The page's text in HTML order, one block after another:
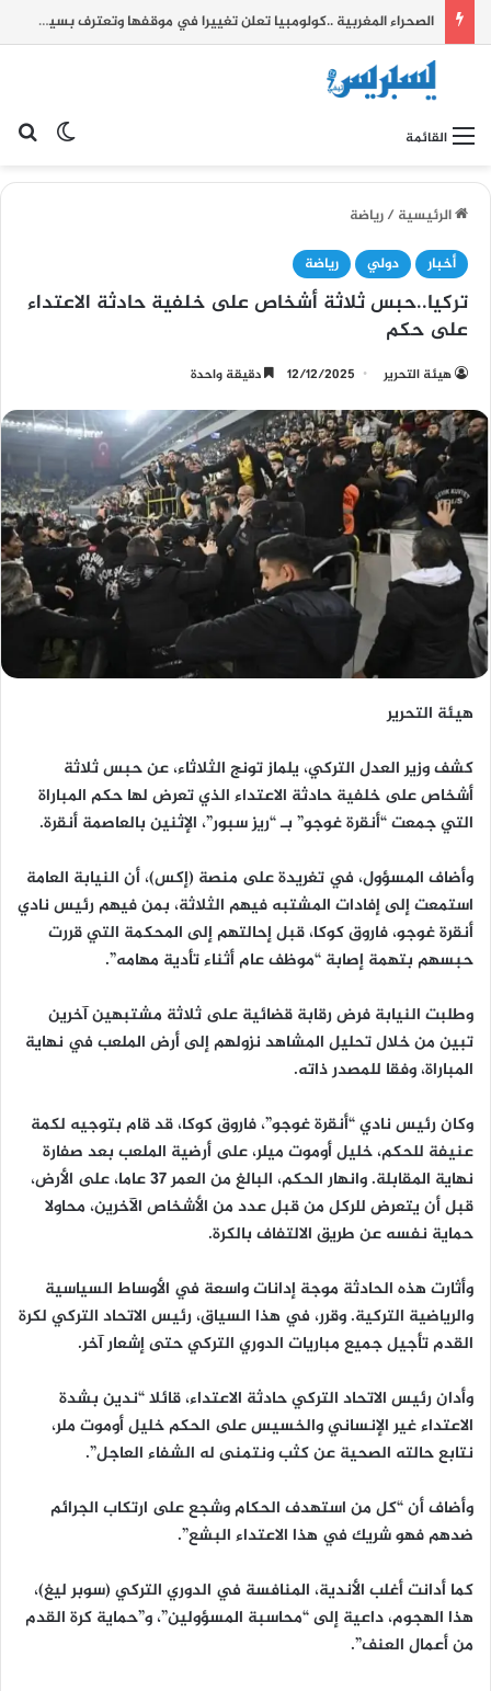
الصحراء المغربية ..كولومبيا تعلن تغييرا في موقفها وتعترف بسيادة المغرب على صحرائه
القائمة
الرئيسية/رياضة
أخبار
دولي رياضة
تركيا..حبس ثلاثة أشخاص على خلفية حادثة الاعتداء
على حكم
هيئة التحرير 12/12/2025 دقيقة واحدة
هيئة التحرير
كشف وزير العدل التركي، يلماز تونج الثلاثاء، عن حبس ثلاثة
أشخاص على خلفية حادثة الاعتداء الذي تعرض لها حكم المباراة
التي جمعت “أنقرة غوجو” بـ “ريز سبور”، الإثنين بالعاصمة أنقرة.
وأضاف المسؤول، في تغريدة على منصة (إكس)، أن النيابة العامة
استمعت إلى إفادات المشتبه فيهم الثلاثة، بمن فيهم رئيس نادي
أنقرة غوجو، فاروق كوكا، قبل إحالتهم إلى المحكمة التي قررت
حبسهم بتهمة إصابة “موظف عام أثناء تأدية مهامه”.
وطلبت النيابة فرض رقابة قضائية على ثلاثة مشتبهين آخرين
تبين من خلال تحليل المشاهد نزولهم إلى أرض الملعب في نهاية
المباراة، وفقا للمصدر ذاته.
وكان رئيس نادي “أنقرة غوجو”، فاروق كوكا، قد قام بتوجيه لكمة
عنيفة للحكم، خليل أوموت ميلر، على أرضية الملعب بعد صفارة
نهاية المقابلة. وانهار الحكم، البالغ من العمر 37 عاما، على الأرض،
قبل أن يتعرض للركل من قبل عدد من الأشخاص الآخرين، محاولا
حماية نفسه عن طريق الالتفاف بالكرة.
وأثارت هذه الحادثة موجة إدانات واسعة في الأوساط السياسية
والرياضية التركية. وقرر، في هذا السياق، رئيس الاتحاد التركي لكرة
القدم تأجيل جميع مباريات الدوري التركي حتى إشعار آخر.
وأدان رئيس الاتحاد التركي حادثة الاعتداء، قائلا “ندين بشدة
الاعتداء غير الإنساني والخسيس على الحكم خليل أوموت ملر،
نتابع حالته الصحية عن كثب ونتمنى له الشفاء العاجل”.
وأضاف أن “كل من استهدف الحكام وشجع على ارتكاب الجرائم
ضدهم فهو شريك في هذا الاعتداء البشع”.
كما أدانت أغلب الأندية، المنافسة في الدوري التركي (سوبر ليغ)،
هذا الهجوم، داعية إلى “محاسبة المسؤولين”، و”حماية كرة القدم
من أعمال العنف”.